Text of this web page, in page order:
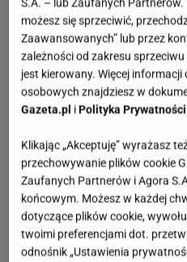
S.A. – lub Zaufanych
możesz się sprzeciwić,
Zaawansowanych” lub przez
zależności od zakresu
jest kierowany. Więcej
osobowych znajdziesz w
Gazeta.pl iPolityka Prywatności
Klikając „Akceptuję” wyrażasz
przechowywanie plików cookie
Zaufanych Partnerów i Agora
końcowym. Możesz w każdej
dotyczące plików cookie,
twoimi preferencjami dot.
odnośnik „Ustawienia